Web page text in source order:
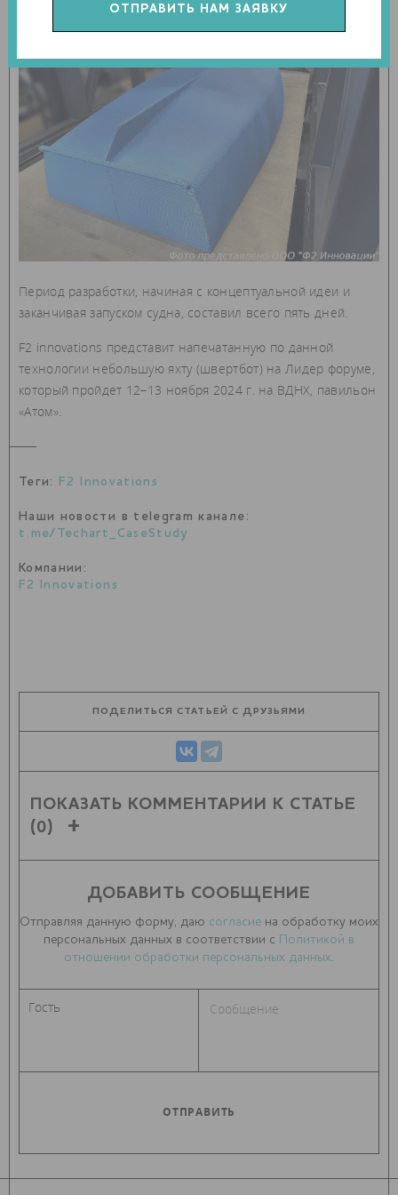
Период разработки, начиная с концептуальной идеи и
заканчивая запуском судна, составил всего пять дней.
F2 innovations представит напечатанную по данной
технологии небольшую яхту (швертбот) на Лидер форуме,
который пройдет 12–13 ноября 2024 г. на ВДНХ, павильон
«Атом».
Теги: F2 Innovations
Наши новости в telegram канале:
t.me/Techart_CaseStudy
Компании:
F2 Innovations
ПОДЕЛИТЬСЯ СТАТЬЕЙ С ДРУЗЬЯМИ
ПОКАЗАТЬ КОММЕНТАРИИ К СТАТЬЕ
(0)
ДОБАВИТЬ СООБЩЕНИЕ
Отправляя данную форму, даю согласие на обработку моих
персональных данных в соответствии с
Политикой в
отношении обработки персональных данных.